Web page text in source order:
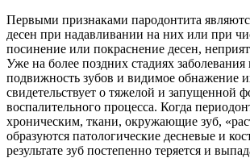
Первыми признаками пародонтита
десен при надавливании на них или при
посинение или покраснение десен,
Уже на более поздних стадиях заболевания
подвижность зубов и видимое обнажение
свидетельствует о тяжелой и запущенной
воспалительного процесса. Когда
хроническим, ткани, окружающие зуб,
образуются патологические десневые и
результате зуб постепенно теряется и